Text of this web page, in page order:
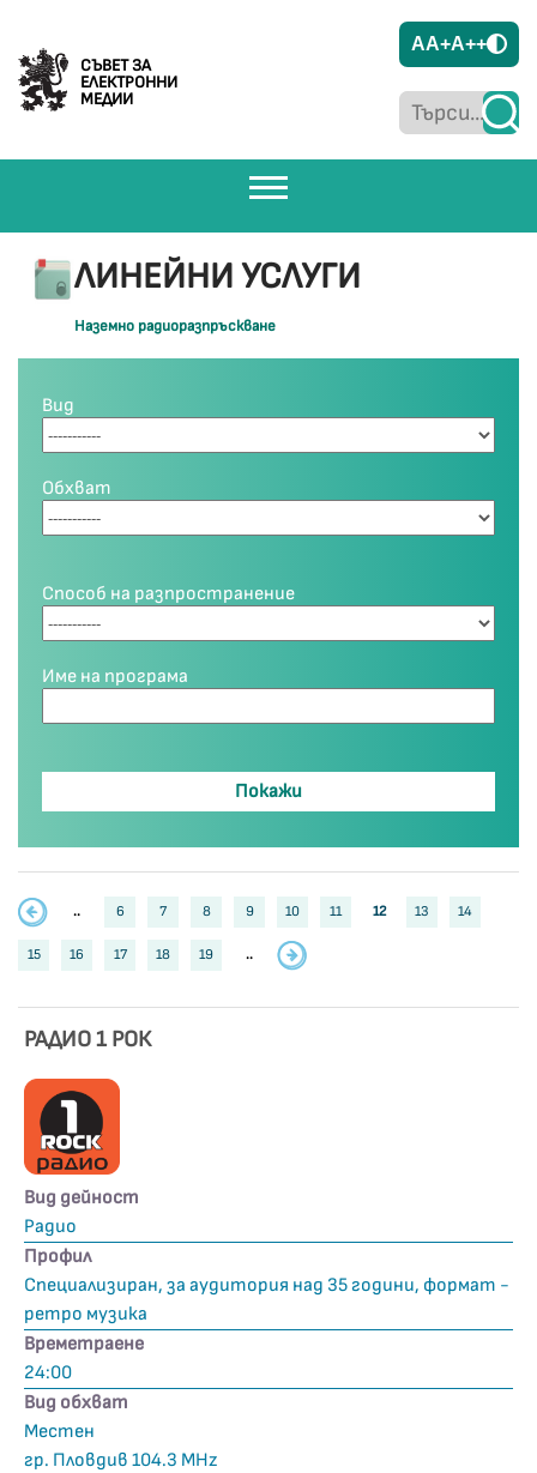
СЪВЕТ ЗА
ЕЛЕКТРОННИ
МЕДИИ
AA+A++
ЛИНЕЙНИ УСЛУГИ
Наземно радиоразпръскване
Вид
Обхват
Способ на разпространение
Име на програма
.. 6 7 8 9 10 11 12 13 14
15 16 17 18 19 ..
РАДИО 1 РОК
Вид дейност
Радио
Профил
Специализиран, за аудитория над 35 години, формат -
ретро музика
Времетраене
24:00
Вид обхват
Местен
гр. Пловдив 104.3 MHz